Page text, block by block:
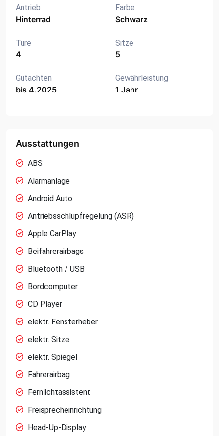
Antrieb
Hinterrad
Farbe
Schwarz
Türe
4
Sitze
5
Gutachten
bis 4.2025
Gewährleistung
1 Jahr
Ausstattungen
ABS
Alarmanlage
Android Auto
Antriebsschlupfregelung (ASR)
Apple CarPlay
Beifahrerairbags
Bluetooth / USB
Bordcomputer
CD Player
elektr. Fensterheber
elektr. Sitze
elektr. Spiegel
Fahrerairbag
Fernlichtassistent
Freisprecheinrichtung
Head-Up-Display